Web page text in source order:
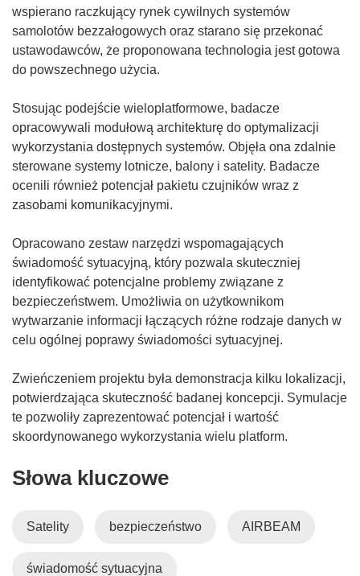
y
s
i
o
w
y
m
n
i
e
)
wspierano raczkujący rynek cywilnych systemów
samolotów bezzałogowych oraz starano się przekonać
ustawodawców, że proponowana technologia jest gotowa
do powszechnego użycia.
Stosując podejście wieloplatformowe, badacze
opracowywali modułową architekturę do optymalizacji
wykorzystania dostępnych systemów. Objęła ona zdalnie
sterowane systemy lotnicze, balony i satelity. Badacze
ocenili również potencjał pakietu czujników wraz z
zasobami komunikacyjnymi.
Opracowano zestaw narzędzi wspomagających
świadomość sytuacyjną, który pozwala skuteczniej
identyfikować potencjalne problemy związane z
bezpieczeństwem. Umożliwia on użytkownikom
wytwarzanie informacji łączących różne rodzaje danych w
celu ogólnej poprawy świadomości sytuacyjnej.
Zwieńczeniem projektu była demonstracja kilku lokalizacji,
potwierdzająca skuteczność badanej koncepcji. Symulacje
te pozwoliły zaprezentować potencjał i wartość
skoordynowanego wykorzystania wielu platform.
Słowa kluczowe
Satelity bezpieczeństwo AIRBEAM
świadomość sytuacyjna